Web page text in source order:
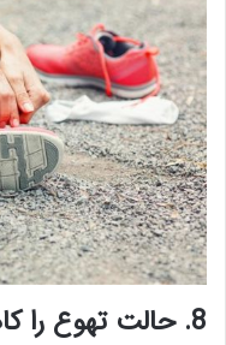
8. حالت تهوع را کاهش می‌دهد